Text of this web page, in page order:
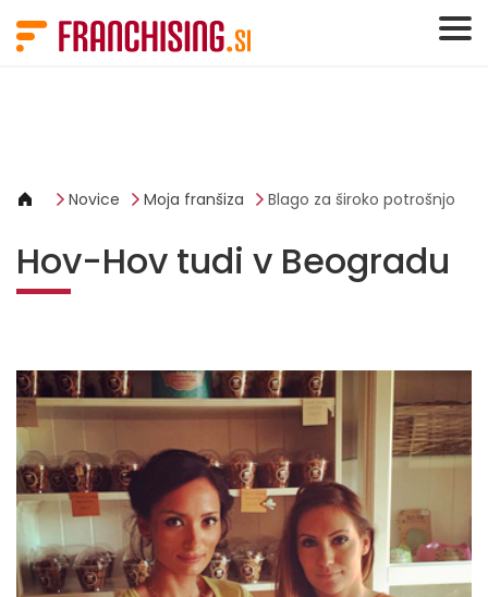
Novice Moja franšiza Blago za široko potrošnjo
Hov-Hov tudi v Beogradu